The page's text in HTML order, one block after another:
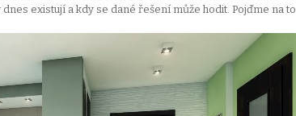
existují a kdy se dané řešení může hodit. Pojďme na to.